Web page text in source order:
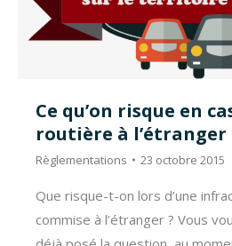
Ce qu’on risque en
routière à l’étranger
Règlementations 23 octobre 2015
Que risque-t-on lors d’une
commise à l’étranger ? Vous